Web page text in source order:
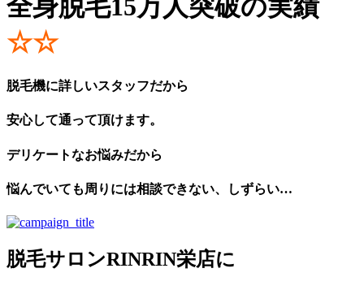
全身脱毛15万人突破の実績
☆☆
脱毛機に詳しいスタッフだから
安心して通って頂けます。
デリケートなお悩みだから
悩んでいても周りには相談できない、しずらい…
脱毛サロンRINRIN栄店に